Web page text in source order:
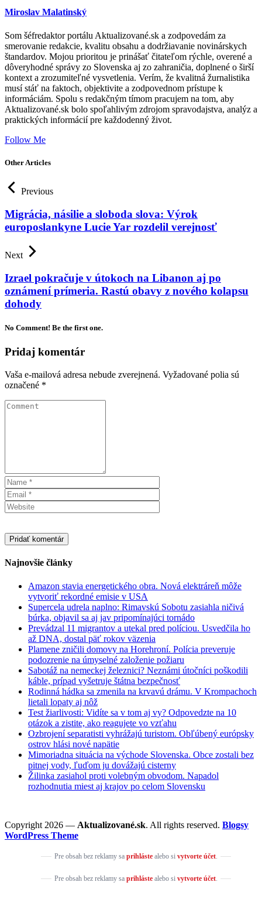
Miroslav Malatinský
Som šéfredaktor portálu Aktualizované.sk a zodpovedám za
smerovanie redakcie, kvalitu obsahu a dodržiavanie novinárskych
štandardov. Mojou prioritou je prinášať čitateľom rýchle, overené a
dôveryhodné správy zo Slovenska aj zo zahraničia, doplnené o širší
kontext a zrozumiteľné vysvetlenia. Verím, že kvalitná žurnalistika
musí stáť na faktoch, objektivite a zodpovednom prístupe k
informáciám. Spolu s redakčným tímom pracujem na tom, aby
Aktualizované.sk bolo spoľahlivým zdrojom spravodajstva, analýz a
praktických informácií pre každodenný život.
Follow Me
Other Articles
Previous
Migrácia, násilie a sloboda slova: Výrok
europoslankyne Lucie Yar rozdelil verejnosť
Next
Izrael pokračuje v útokoch na Libanon aj po
oznámení prímeria. Rastú obavy z nového kolapsu
dohody
No Comment! Be the first one.
Pridaj komentár
Vaša e-mailová adresa nebude zverejnená. Vyžadované polia sú
označené *
Najnovšie články
Amazon stavia energetického obra. Nová elektráreň môže
vytvoriť rekordné emisie v USA
Supercela udrela naplno: Rimavskú Sobotu zasiahla ničivá
búrka, objavil sa aj jav pripomínajúci tornádo
Prevádzal 11 migrantov a utekal pred políciou. Usvedčila ho
až DNA, dostal päť rokov väzenia
Plamene zničili domovy na Horehroní. Polícia preveruje
podozrenie na úmyselné založenie požiaru
Sabotáž na nemeckej železnici? Neznámi útočníci poškodili
káble, prípad vyšetruje štátna bezpečnosť
Rodinná hádka sa zmenila na krvavú drámu. V Krompachoch
lietali lopaty aj nôž
Test žiarlivosti: Vidíte sa v tom aj vy? Odpovedzte na 10
otázok a zistite, ako reagujete vo vzťahu
Ozbrojení separatisti vyhrážajú turistom. Obľúbený európsky
ostrov hlási nové napätie
Mimoriadna situácia na východe Slovenska. Obce zostali bez
pitnej vody, ľuďom ju dovážajú cisterny
Žilinka zasiahol proti volebným obvodom. Napadol
rozhodnutia miest aj krajov po celom Slovensku
Copyright 2026 — Aktualizované.sk. All rights reserved. Blogsy
WordPress Theme
Pre obsah bez reklamy sa prihlástealebo si vytvorte účet.